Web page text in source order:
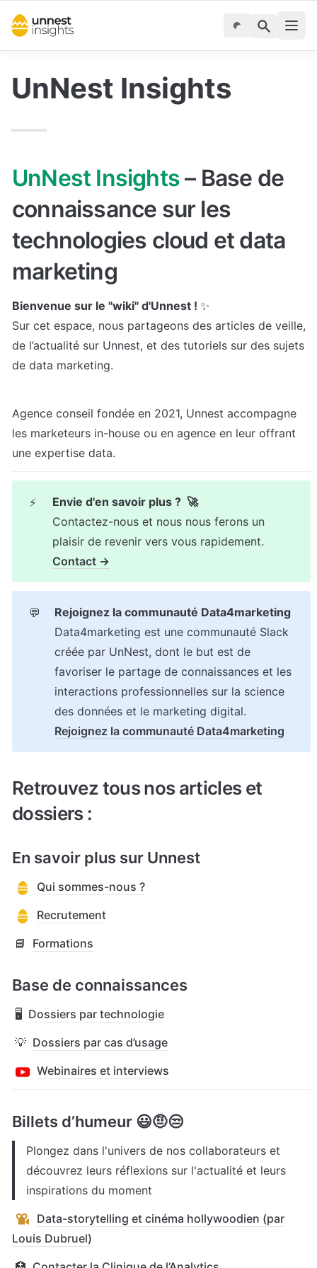
UnNest Insights
UnNest Insights – Base de
connaissance sur les
technologies cloud et data
marketing
Bienvenue sur le "wiki" d'Unnest ! ✨
Sur cet espace, nous partageons des articles de veille,
de l’actualité sur Unnest, et des tutoriels sur des sujets
de data marketing.
Agence conseil fondée en 2021, Unnest accompagne
les marketeurs in-house ou en agence en leur offrant
une expertise data.
⚡
Envie d'en savoir plus ?  🚀
Contactez-nous et nous nous ferons un
Contact →
💬
Data4marketing est une communauté Slack
créée par UnNest, dont le but est de
favoriser le partage de connaissances et les
interactions professionnelles sur la science
Rejoignez la communauté Data4marketing
Retrouvez tous nos articles et
dossiers :
En savoir plus sur Unnest
Qui sommes-nous ?
Recrutement
📘
Formations
Base de connaissances
🖥️ Dossiers par technologie
💡 Dossiers par cas d’usage
Webinaires et interviews
Billets d’humeur 😃🤨😒
Plongez dans l'univers de nos collaborateurs et
découvrez leurs réflexions sur l'actualité et leurs
inspirations du moment
Data-storytelling et cinéma hollywoodien (par
Louis Dubruel)